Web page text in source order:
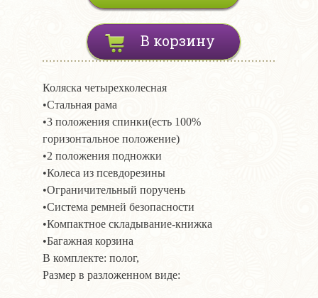
В корзину
Коляска четырехколесная
•Стальная рама
•3 положения спинки(есть 100%
горизонтальное положение)
•2 положения подножки
•Колеса из псевдорезины
•Ограничительный поручень
•Система ремней безопасности
•Компактное складывание-книжка
•Багажная корзина
В комплекте: полог,
Размер в разложенном виде: